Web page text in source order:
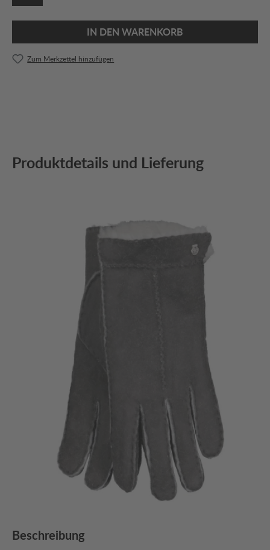
IN DEN WARENKORB
Zum Merkzettel hinzufügen
Produktdetails und Lieferung
Beschreibung